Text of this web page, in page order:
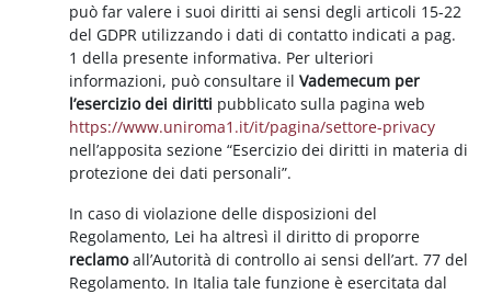
può far valere i suoi diritti ai sensi degli articoli 15-22
del GDPR utilizzando i dati di contatto indicati a pag.
1 della presente informativa. Per ulteriori
informazioni, può consultare ilVademecum per
l’esercizio dei diritti pubblicato sulla pagina web
https://www.uniroma1.it/it/pagina/settore-privacy
nell’apposita sezione “Esercizio dei diritti in materia di
protezione dei dati personali”.
In caso di violazione delle disposizioni del
Regolamento, Lei ha altresì il diritto di proporre
reclamoall’Autorità di controllo ai sensi dell’art. 77 del
Regolamento. In Italia tale funzione è esercitata dal